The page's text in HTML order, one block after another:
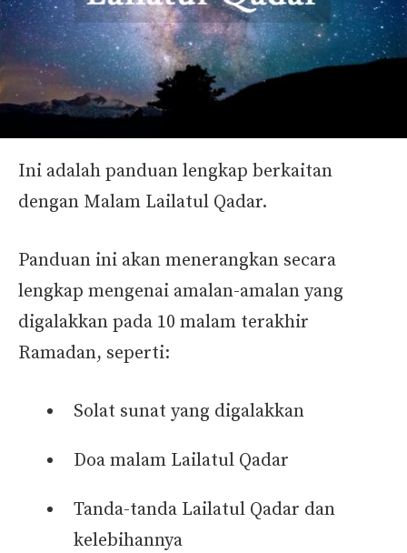
Ini adalah panduan lengkap berkaitan
dengan Malam Lailatul Qadar.
Panduan ini akan menerangkan secara
lengkap mengenai amalan-amalan yang
digalakkan pada 10 malam terakhir
Ramadan, seperti:
Solat sunat yang digalakkan
Doa malam Lailatul Qadar
Tanda-tanda Lailatul Qadar dan
kelebihannya